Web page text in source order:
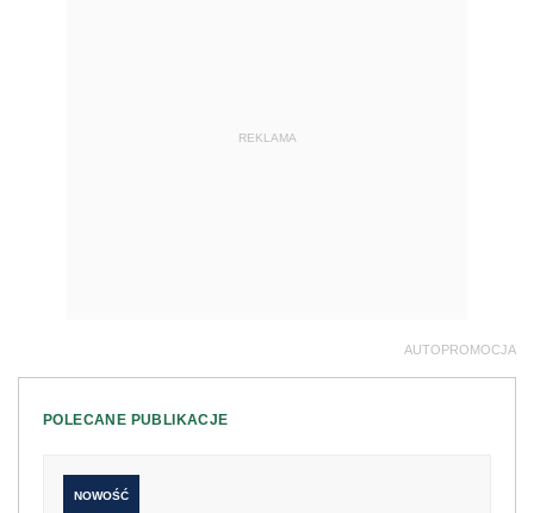
REKLAMA
AUTOPROMOCJA
POLECANE PUBLIKACJE
NOWOŚĆ